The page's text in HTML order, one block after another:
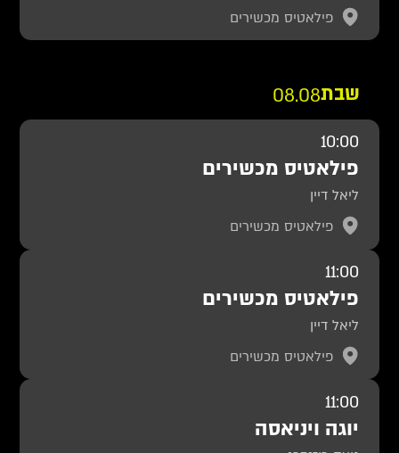
פילאטיס מכשירים
שבת08.08
10:00
פילאטיס מכשירים
ליאל דיין
פילאטיס מכשירים
11:00
פילאטיס מכשירים
ליאל דיין
פילאטיס מכשירים
11:00
יוגה ויניאסה